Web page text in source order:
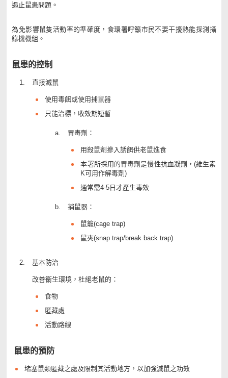
遏止鼠患問題。
為免影響鼠隻活動率的準確度，食環署呼籲市民不要干擾熱能探測攝
錄機機組。
鼠患的控制
直接滅鼠
使用毒餌或使用捕鼠器
只能治標，收效期短暫
胃毒劑：
用殺鼠劑摻入誘餌供老鼠進食
本署所採用的胃毒劑是慢性抗血凝劑，(維生素
K可用作解毒劑)
通常需4-5日才產生毒效
捕鼠器：
鼠籠(cage trap)
鼠夾(snap trap/break back trap)
基本防治
改善衞生環境，杜絕老鼠的：
食物
匿藏處
活動路線
鼠患的預防
堵塞鼠類匿藏之處及限制其活動地方，以加強滅鼠之功效